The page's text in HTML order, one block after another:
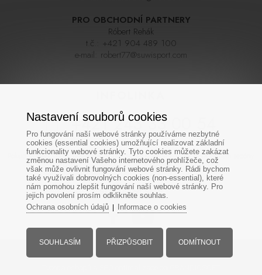
PRO OBCHODNÍ PARTNERY
Róbert Rehák
t.č.:
+421 904 489 100
e-mail: robert77@suwisport.com
+421 243 33 00 54
Pokud se nedovoláte napoprvé zkuste zavolat později, linka bývá během sezóny
často velmi vytížená. Děkujeme za pochopení
SOCIÁLNÍ SÍTĚ
Nastavení souborů cookies
Pro fungování naší webové stránky používáme nezbytné
cookies (essential cookies) umožňující realizovat základní
funkcionality webové stránky. Tyto cookies můžete zakázat
změnou nastavení Vašeho internetového prohlížeče, což
však může ovlivnit fungování webové stránky. Rádi bychom
také využívali dobrovolných cookies (non-essential), které
nám pomohou zlepšit fungování naší webové stránky. Pro
jejich povolení prosím odklikněte souhlas.
Ochrana osobních údajů| Informace o cookies
SOUHLASÍM PŘIZPŮSOBIT ODMÍTNOUT